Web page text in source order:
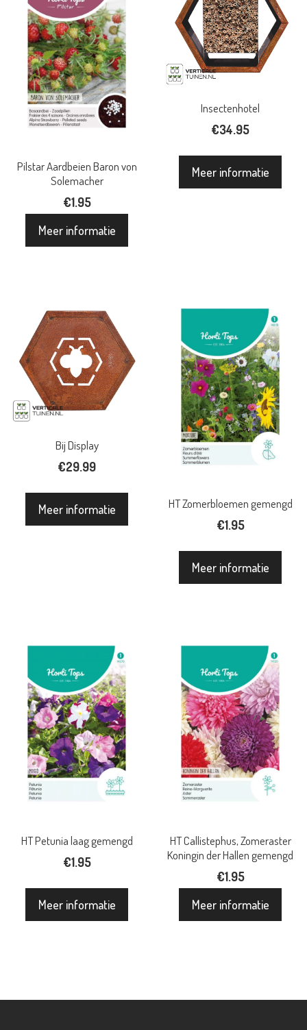
Pilstar Aardbeien Baron von
Solemacher
€1.95
Meer informatie
Insectenhotel
€34.95
Meer informatie
Bij Display
€29.99
Meer informatie HT Zomerbloemen gemengd
€1.95
Meer informatie
HT Petunia laag gemengd
€1.95
Meer informatie
HT Callistephus, Zomeraster
Koningin der Hallen gemengd
€1.95
Meer informatie